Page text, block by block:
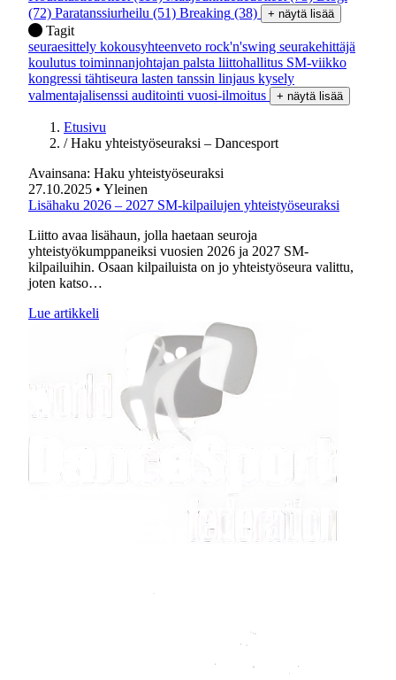
(72) Paratanssiurheilu (51) Breaking (38) + näytä lisää
Tagit
seuraesittely kokousyhteenveto rock'n'swing seurakehittäjä
koulutus toiminnanjohtajan palsta liittohallitus SM-viikko
kongressi tähtiseura lasten tanssin linjaus kysely
valmentajalisenssi auditointi vuosi-ilmoitus + näytä lisää
Etusivu
/ Haku yhteistyöseuraksi – Dancesport
Avainsana: Haku yhteistyöseuraksi
27.10.2025 • Yleinen
Lisähaku 2026 – 2027 SM-kilpailujen yhteistyöseuraksi
Liitto avaa lisähaun, jolla haetaan seuroja
yhteistyökumppaneiksi vuosien 2026 ja 2027 SM-
kilpailuihin. Osaan kilpailuista on jo yhteistyöseura valittu,
joten katso…
Lue artikkeli